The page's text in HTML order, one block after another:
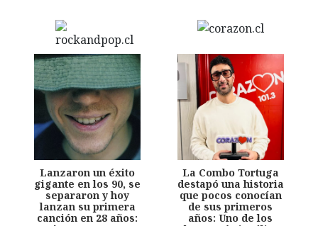
Lanzaron un éxito
gigante en los 90, se
separaron y hoy
lanzan su primera
canción en 28 años:
La Combo Tortuga
destapó una historia
que pocos conocían
de sus primeros
años: Uno de los